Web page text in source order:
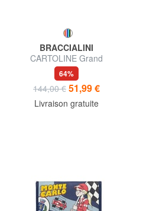
BRACCIALINI
CARTOLINE Grand
portefeuille LAS VEGAS
64%
144,00 € 51,99 €
Livraison gratuite